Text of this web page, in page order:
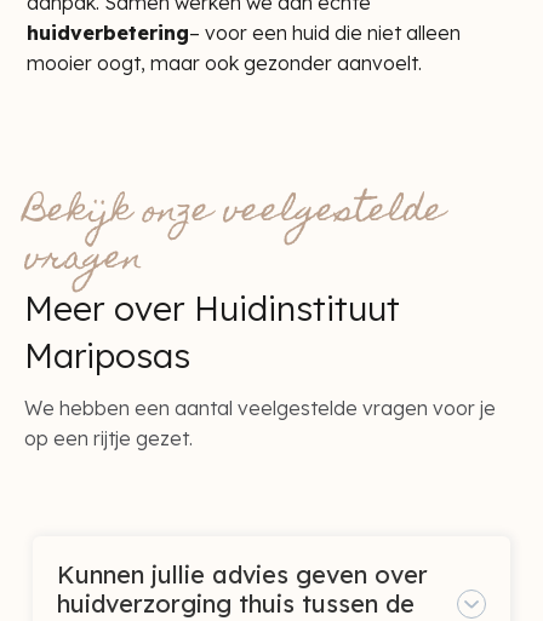
huidverbetering– voor een huid die niet alleen
mooier oogt, maar ook gezonder aanvoelt.
Bekijk onze veelgestelde
vragen
Meer over Huidinstituut
Mariposas
We hebben een aantal veelgestelde vragen voor je
op een rijtje gezet.
Kunnen jullie advies geven over
huidverzorging thuis tussen de